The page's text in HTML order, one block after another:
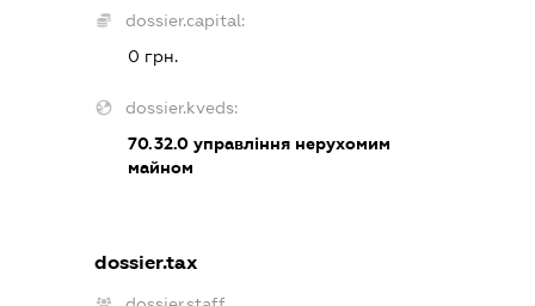
dossier.capital:
0 грн.
dossier.kveds:
70.32.0управління нерухомим
майном
dossier.tax